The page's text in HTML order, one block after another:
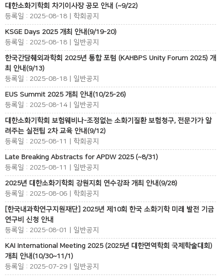
대한소화기학회 차기이사장 공모 안내 (~9/22)
등록일 : 2025-08-18 | 학회공지
KSGE Days 2025 개최 안내(9/19-20)
등록일 : 2025-08-18 | 일반공지
한국간담췌외과학회 2025년 통합 포럼 (KAHBPS Unity Forum 2025) 개
최 안내(9/13)
등록일 : 2025-08-18 | 일반공지
EUS Summit 2025 개최 안내(10/25-26)
등록일 : 2025-08-14 | 일반공지
대한소화기학회 보험웨비나-조정없는 소화기질환 보험청구, 전문가가 알
려주는 실전팁 2차 교육 안내(9/12)
등록일 : 2025-08-11 | 학회공지
Late Breaking Abstracts for APDW 2025 (~8/31)
등록일 : 2025-08-11 | 일반공지
2025년 대한소화기학회 강원지회 연수강좌 개최 안내(9/28)
등록일 : 2025-08-06 | 학회공지
[한국내과학연구지원재단] 2025년 제10회 한국 소화기학 미래 발전 기금
연구비 신청 안내
등록일 : 2025-08-01 | 일반공지
KAI International Meeting 2025 (2025년 대한면역학회 국제학술대회)
개최 안내(10/30~11/1)
등록일 : 2025-07-29 | 일반공지